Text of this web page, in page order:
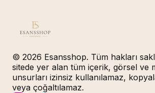
© 2026 Esansshop. Tüm hakları
sitede yer alan tüm içerik, görsel ve
unsurları izinsiz kullanılamaz,
veya çoğaltılamaz.